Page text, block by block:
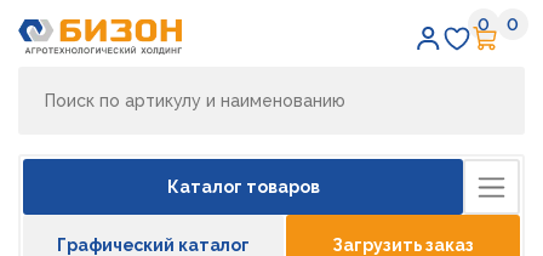
0 0
Каталог товаров
Графический каталог Загрузить заказ